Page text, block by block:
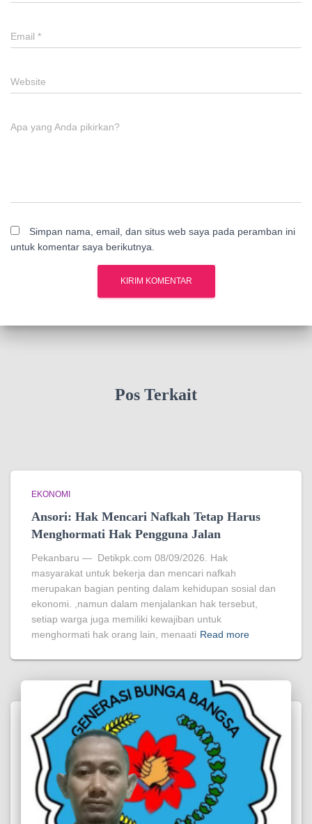
Email *
Website
Apa yang Anda pikirkan?
Simpan nama, email, dan situs web saya pada peramban ini
untuk komentar saya berikutnya.
Pos Terkait
EKONOMI
Ansori: Hak Mencari Nafkah Tetap Harus
Menghormati Hak Pengguna Jalan
Pekanbaru — Detikpk.com 08/09/2026. Hak
masyarakat untuk bekerja dan mencari nafkah
merupakan bagian penting dalam kehidupan sosial dan
ekonomi. ,namun dalam menjalankan hak tersebut,
setiap warga juga memiliki kewajiban untuk
menghormati hak orang lain, menaati Read more